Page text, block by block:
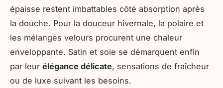
épaisse restent imbattables côté absorption après
la douche. Pour la douceur hivernale, la polaire et
les mélanges velours procurent une chaleur
enveloppante. Satin et soie se démarquent enfin
par leur élégance délicate, sensations de fraîcheur
ou de luxe suivant les besoins.